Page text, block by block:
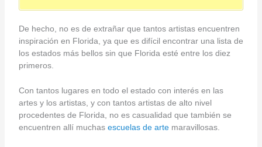
De hecho, no es de extrañar que tantos artistas encuentren
inspiración en Florida, ya que es difícil encontrar una lista de
los estados más bellos sin que Florida esté entre los diez
primeros.
Con tantos lugares en todo el estado con interés en las
artes y los artistas, y con tantos artistas de alto nivel
procedentes de Florida, no es casualidad que también se
encuentren allí muchas escuelas de artemaravillosas.